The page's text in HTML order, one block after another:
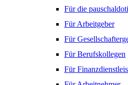
Für die
Für Arbeitgeber
Für
Für Berufskollegen
Für